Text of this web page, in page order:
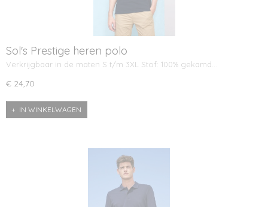
Sol's Prestige heren polo
Verkrijgbaar in de maten S t/m 3XL Stof: 100% gekamd…
€ 24,70
IN WINKELWAGEN